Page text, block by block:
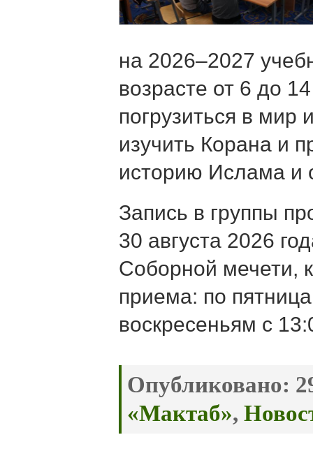
на 2026–2027
возрасте от 6 до
погрузиться в мир
изучить Корана и
историю Ислама и
Запись в группы
30 августа 2026
Соборной мечети,
приема: по
воскресеньям с
Опубликовано:
«Мактаб»,